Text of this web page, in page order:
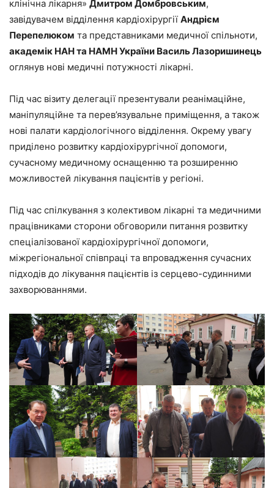
клінічна лікарня» Дмитром Домбровським,
завідувачем відділення кардіохірургії Андрієм
Перепелюком та представниками медичної спільноти,
академік НАН та НАМН України Василь Лазоришинець
оглянув нові медичні потужності лікарні.
Під час візиту делегації презентували реанімаційне,
маніпуляційне та перев’язувальне приміщення, а також
нові палати кардіологічного відділення. Окрему увагу
приділено розвитку кардіохірургічної допомоги,
сучасному медичному оснащенню та розширенню
можливостей лікування пацієнтів у регіоні.
Під час спілкування з колективом лікарні та медичними
працівниками сторони обговорили питання розвитку
спеціалізованої кардіохірургічної допомоги,
міжрегіональної співпраці та впровадження сучасних
підходів до лікування пацієнтів із серцево-судинними
захворюваннями.